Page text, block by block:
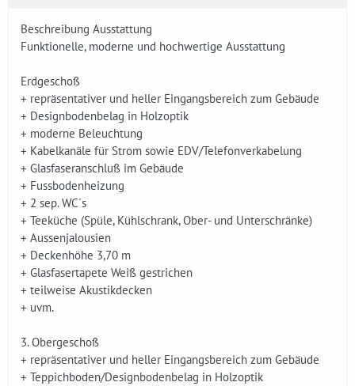
Beschreibung Ausstattung
Funktionelle, moderne und hochwertige Ausstattung
Erdgeschoß
+ repräsentativer und heller Eingangsbereich zum Gebäude
+ Designbodenbelag in Holzoptik
+ moderne Beleuchtung
+ Kabelkanäle für Strom sowie EDV/Telefonverkabelung
+ Glasfaseranschluß im Gebäude
+ Fussbodenheizung
+ 2 sep. WC´s
+ Teeküche (Spüle, Kühlschrank, Ober- und Unterschränke)
+ Aussenjalousien
+ Deckenhöhe 3,70 m
+ Glasfasertapete Weiß gestrichen
+ teilweise Akustikdecken
+ uvm.
3. Obergeschoß
+ repräsentativer und heller Eingangsbereich zum Gebäude
+ Teppichboden/Designbodenbelag in Holzoptik